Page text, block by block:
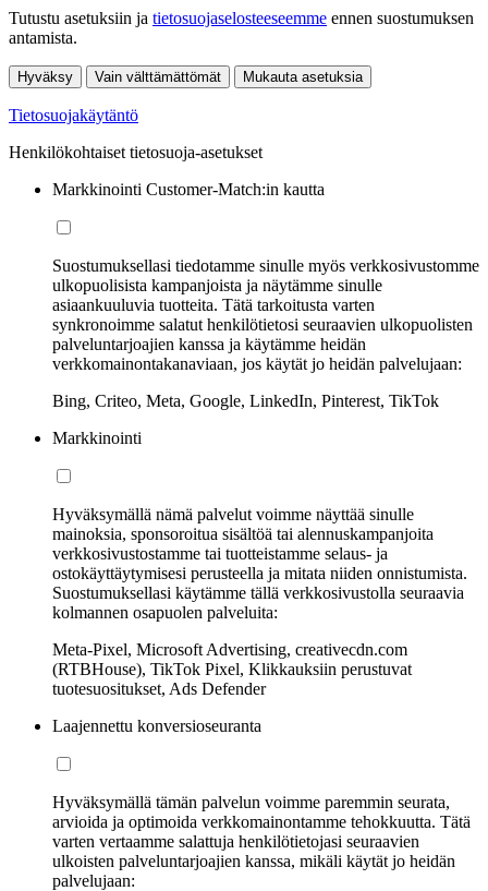
Tutustu asetuksiin ja tietosuojaselosteeseemme ennen suostumuksen
antamista.
Hyväksy Vain välttämättömät Mukauta asetuksia
Tietosuojakäytäntö
Henkilökohtaiset tietosuoja-asetukset
Markkinointi Customer-Match:in kautta
Suostumuksellasi tiedotamme sinulle myös verkkosivustomme
ulkopuolisista kampanjoista ja näytämme sinulle
asiaankuuluvia tuotteita. Tätä tarkoitusta varten
synkronoimme salatut henkilötietosi seuraavien ulkopuolisten
palveluntarjoajien kanssa ja käytämme heidän
verkkomainontakanaviaan, jos käytät jo heidän palvelujaan:
Bing, Criteo, Meta, Google, LinkedIn, Pinterest, TikTok
Markkinointi
Hyväksymällä nämä palvelut voimme näyttää sinulle
mainoksia, sponsoroitua sisältöä tai alennuskampanjoita
verkkosivustostamme tai tuotteistamme selaus- ja
ostokäyttäytymisesi perusteella ja mitata niiden onnistumista.
Suostumuksellasi käytämme tällä verkkosivustolla seuraavia
kolmannen osapuolen palveluita:
Meta-Pixel, Microsoft Advertising, creativecdn.com
(RTBHouse), TikTok Pixel, Klikkauksiin perustuvat
tuotesuositukset, Ads Defender
Laajennettu konversioseuranta
Hyväksymällä tämän palvelun voimme paremmin seurata,
arvioida ja optimoida verkkomainontamme tehokkuutta. Tätä
varten vertaamme salattuja henkilötietojasi seuraavien
ulkoisten palveluntarjoajien kanssa, mikäli käytät jo heidän
palvelujaan: